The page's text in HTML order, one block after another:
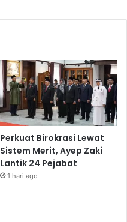
Perkuat Birokrasi Lewat
Sistem Merit, Ayep Zaki
Lantik 24 Pejabat
1 hari ago